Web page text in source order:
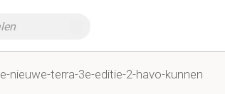
nieuwe-terra-3e-editie-2-havo-kunnen